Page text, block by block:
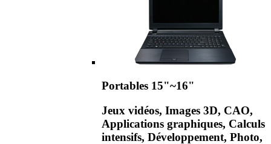
Portables 15"~16"
Jeux vidéos, Images 3D, CAO,
Applications graphiques, Calculs
intensifs, Développement, Photo,